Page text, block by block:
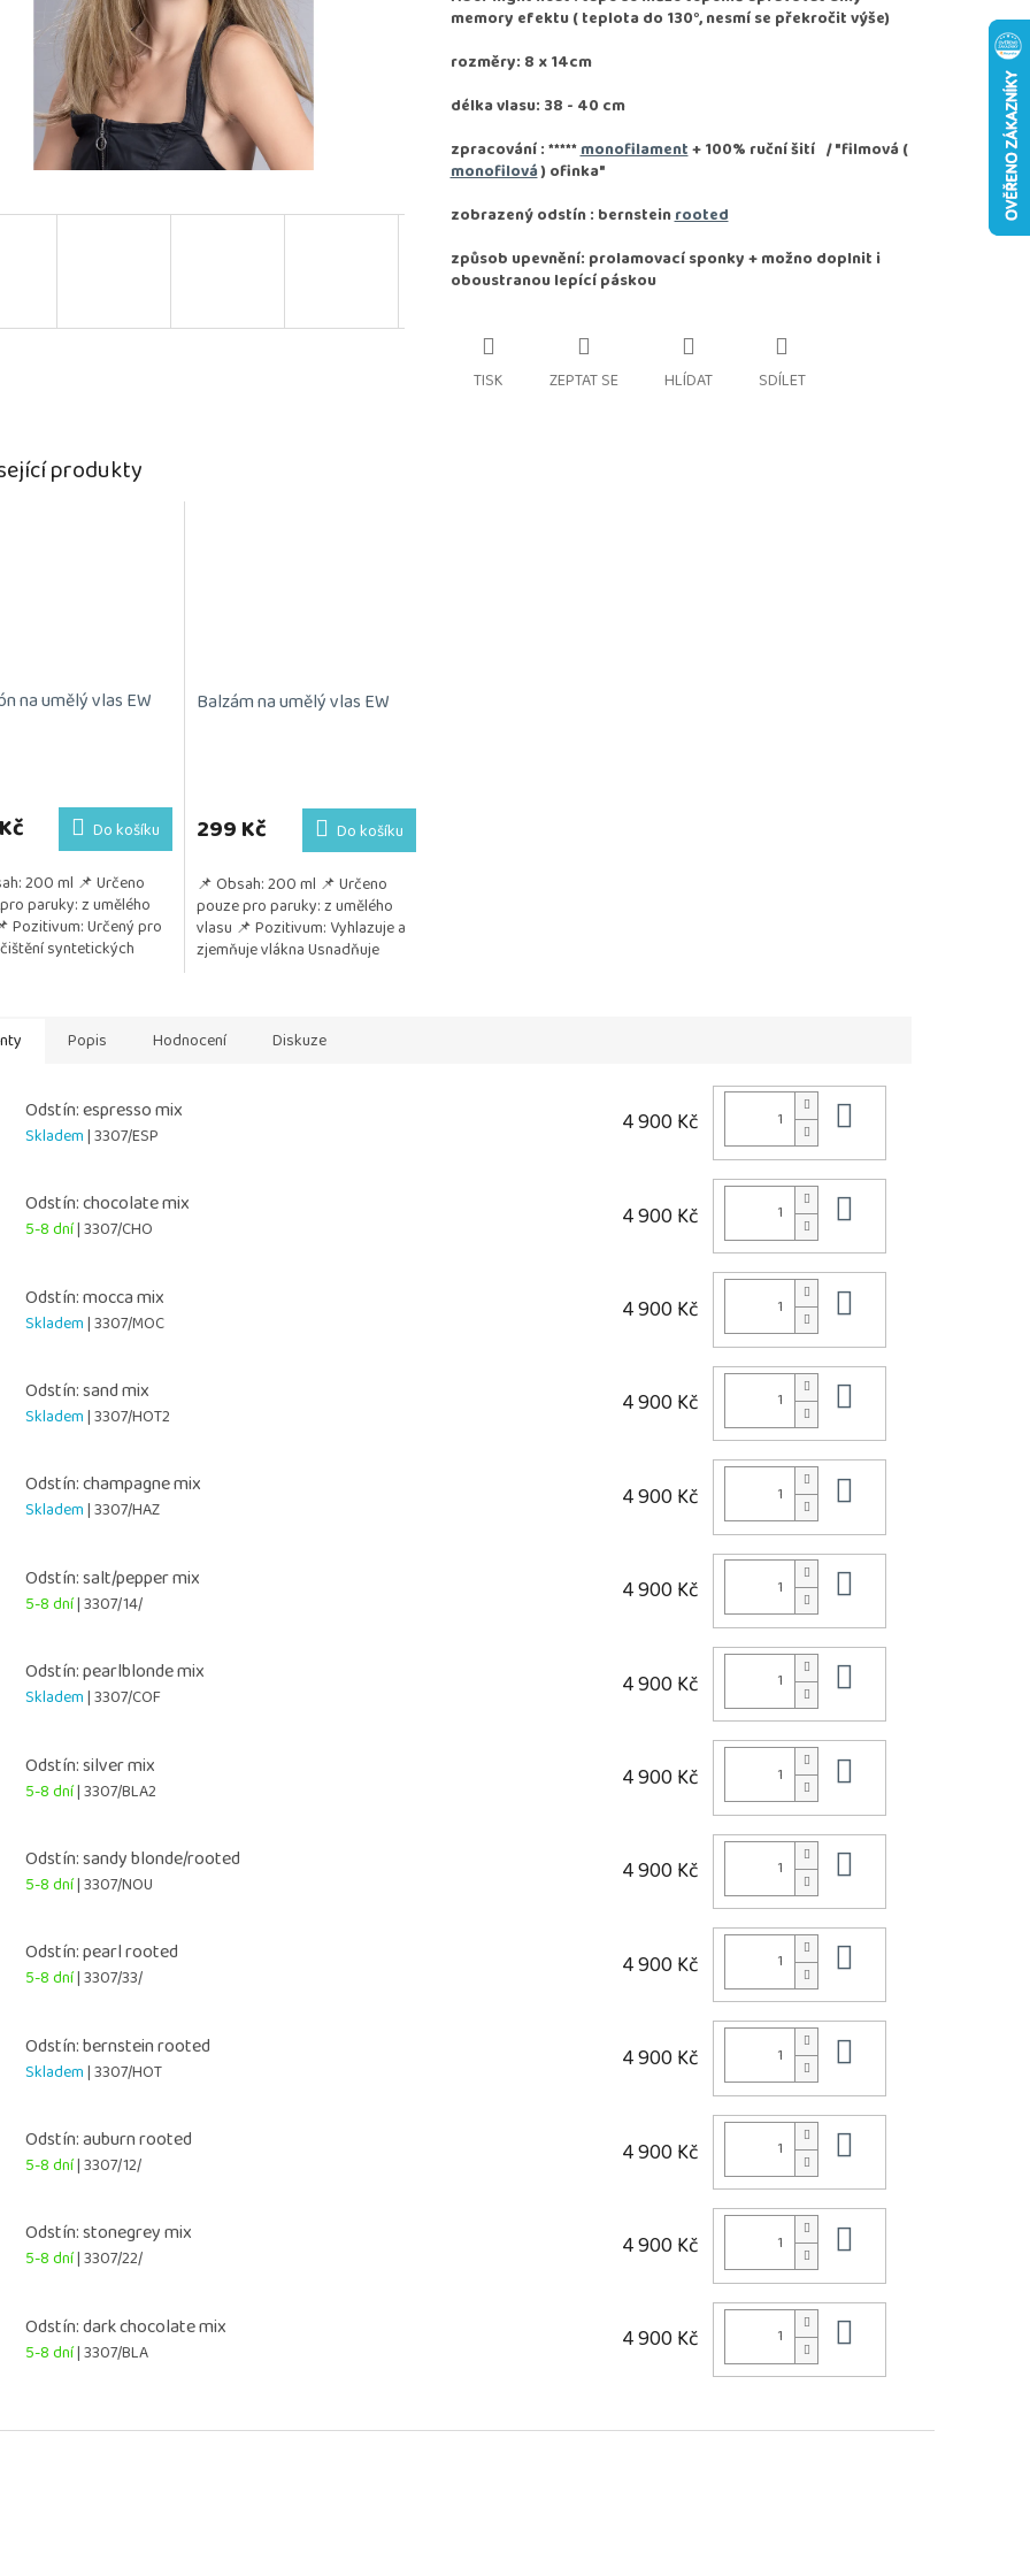
memory efektu ( teplota do 130°, nesmí se překročit výše)
rozměry: 8 x 14cm
délka vlasu: 38 - 40 cm
zpracování :*****monofilament+ 100% ruční šití / "filmová (
monofilová) ofinka"
zobrazený odstín : bernsteinrooted
způsob upevnění: prolamovací sponky + možno doplnit i
oboustranou lepící páskou
TISK ZEPTAT SE HLÍDAT SDÍLET
produkty
na umělý vlas EW
Do košíku
200 ml 📌 Určeno
paruky: z umělého
Pozitivum: Určený pro
syntetických
Balzám na umělý vlas EW
299 Kč Do košíku
📌 Obsah: 200 ml 📌 Určeno
pouze pro paruky: z umělého
vlasu 📌 Pozitivum: Vyhlazuje a
zjemňuje vlákna Usnadňuje
Popis Hodnocení Diskuze
Odstín: espresso mix
Skladem| 3307/ESP 4 900 Kč
Odstín: chocolate mix
5-8 dní| 3307/CHO 4 900 Kč
Odstín: mocca mix
Skladem| 3307/MOC 4 900 Kč
Odstín: sand mix
Skladem| 3307/HOT2 4 900 Kč
Odstín: champagne mix
Skladem| 3307/HAZ 4 900 Kč
Odstín: salt/pepper mix
5-8 dní| 3307/14/ 4 900 Kč
Odstín: pearlblonde mix
Skladem| 3307/COF 4 900 Kč
Odstín: silver mix
5-8 dní| 3307/BLA2 4 900 Kč
Odstín: sandy blonde/rooted
5-8 dní| 3307/NOU 4 900 Kč
Odstín: pearl rooted
5-8 dní| 3307/33/ 4 900 Kč
Odstín: bernstein rooted
Skladem| 3307/HOT 4 900 Kč
Odstín: auburn rooted
5-8 dní| 3307/12/ 4 900 Kč
Odstín: stonegrey mix
5-8 dní| 3307/22/ 4 900 Kč
Odstín: dark chocolate mix
5-8 dní| 3307/BLA 4 900 Kč